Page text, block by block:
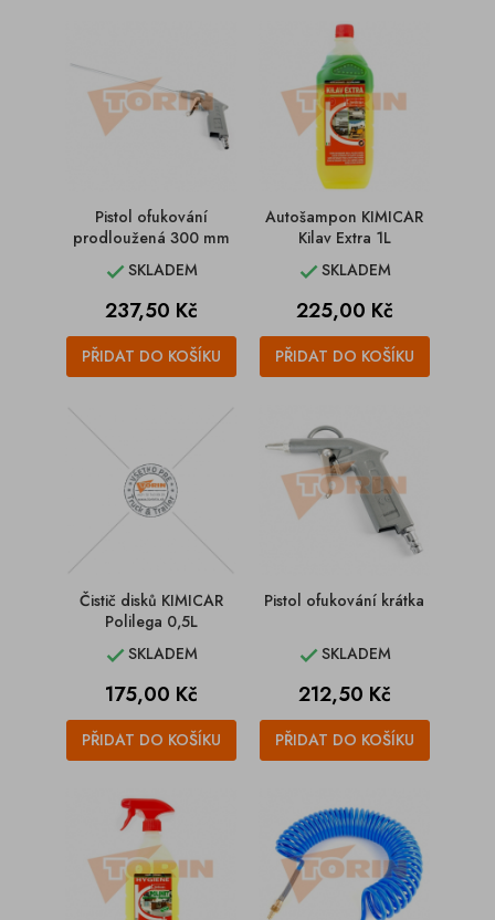
Pistol ofukování
prodloužená 300 mm
SKLADEM
Cena
237,50 Kč
PŘIDAT DO KOŠÍKU
Autošampon KIMICAR
Kilav Extra 1L
SKLADEM
Cena
225,00 Kč
PŘIDAT DO KOŠÍKU
Čistič disků KIMICAR
Polilega 0,5L
SKLADEM
Cena
175,00 Kč
PŘIDAT DO KOŠÍKU
Pistol ofukování krátka
SKLADEM
Cena
212,50 Kč
PŘIDAT DO KOŠÍKU